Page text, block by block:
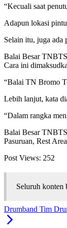
“Kecuali saat
Adapun lokasi
Selain itu, juga ada
Balai Besar
Cara ini
“Balai TN Bromo
Lebih lanjut, kata
“Dalam rangka
Balai Besar
Pasuruan, Rest
Post Views: 252
Seluruh
Drumband Tim